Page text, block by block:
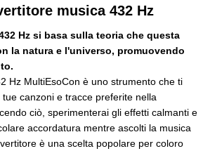
musica 432 Hz
Hz si basa sulla teoria che questa
la natura e l'universo, promuovendo
Hz MultiEsoCon è uno strumento che ti
canzoni e tracce preferite nella
ciò, sperimenterai gli effetti calmanti e
accordatura mentre ascolti la musica
è una scelta popolare per coloro